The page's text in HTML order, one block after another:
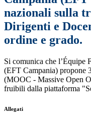
nazionali sulla
Dirigenti e
ordine e grado.
Si comunica che l’Équipe
(EFT Campania) propone
(MOOC - Massive Open
fruibili dalla piattaforma
Allegati